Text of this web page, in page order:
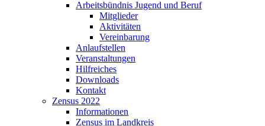
Arbeitsbündnis Jugend und Beruf
Mitglieder
Aktivitäten
Vereinbarung
Anlaufstellen
Veranstaltungen
Hilfreiches
Downloads
Kontakt
Zensus 2022
Informationen
Zensus im Landkreis